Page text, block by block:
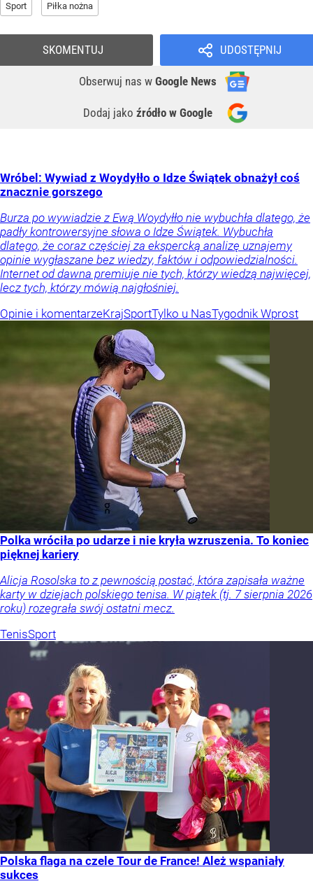
Sport Piłka nożna
UDOSTĘPNIJ
Obserwuj nas w Google News
Dodaj jako źródło w Google
SKOMENTUJ
Wróbel: Wywiad z Woydyłło o Idze Świątek obnażył coś
znacznie gorszego
Burza po wywiadzie z Ewą Woydyłło nie wybuchła dlatego, że
padły kontrowersyjne słowa o Idze Świątek. Wybuchła
dlatego, że coraz częściej za ekspercką analizę uznajemy
opinie wygłaszane bez wiedzy, faktów i odpowiedzialności.
Internet od dawna premiuje nie tych, którzy wiedzą najwięcej,
lecz tych, którzy mówią najgłośniej.
Opinie i komentarzeKrajSportTylko u NasTygodnik Wprost
Polka wróciła po udarze i nie kryła wzruszenia. To koniec
pięknej kariery
Alicja Rosolska to z pewnością postać, która zapisała ważne
karty w dziejach polskiego tenisa. W piątek (tj. 7 sierpnia 2026
roku) rozegrała swój ostatni mecz.
TenisSport
Polska flaga na czele Tour de France! Ależ wspaniały
sukces